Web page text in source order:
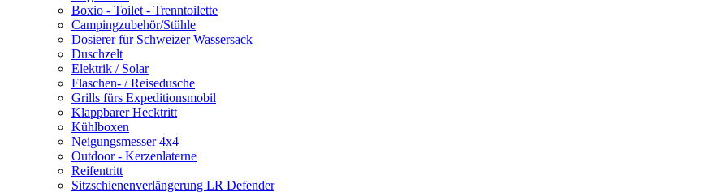
Boxio - Toilet - Trenntoilette
Campingzubehör/Stühle
Dosierer für Schweizer Wassersack
Duschzelt
Elektrik / Solar
Flaschen- / Reisedusche
Grills fürs Expeditionsmobil
Klappbarer Hecktritt
Kühlboxen
Neigungsmesser 4x4
Outdoor - Kerzenlaterne
Reifentritt
Sitzschienenverlängerung LR Defender